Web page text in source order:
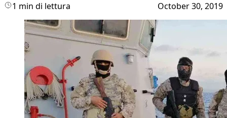
1 min di lettura October 30, 2019